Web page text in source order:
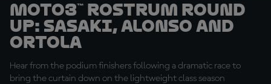
Moto3™ rostrum round
up: Sasaki, Alonso and
Ortola
Hear from the podium finishers following a dramatic race to
bring the curtain down on the lightweight class season